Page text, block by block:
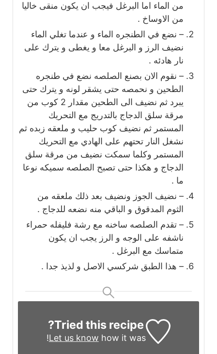
من الماء اما البرغل فيجب ان يكون منقى خاليا
من الاوساخ .
– نضع في الطنجره الماء و عندما تغلي الماء
نضيف الرز و البرغل معا و يغطى و يترك على
نار هادئه .
– نقوم الان بصنع الصلصه نضع في طنجره
الطحين و نحمصه حتى يشقر لونه و يترك حتى
يبرد ثم نضيف الى الطحين مقدار 2 كوب من
مرقة سلق الدجاج بالتدريج مع التحريك
المستمر ثم نضيف كوب حليب و ملعقه زبده ثم
نشغل النار تحتهم على الهادي مع التحريك
المستمر وكلما سمكت نضيف من مرقة سلق
الدجاج و هكذا حتى تصبح الصلصه سميكه نوعا
– نضيف الجوز ونضيف بعد ذلك ملعقه من
الثوم المدقوق و الباقي منه نضعه للدجاج .
– تقدم الصلصه ساخنه مع رشة فليفله حمراء
ناشفه على الوجه و الرز يجب ان يكون
متماسك مع البرغل .
– هذا الطبق شركسي الاصل و لذيذ جدا .
Tried this recipe?
Let us knowhow it was!